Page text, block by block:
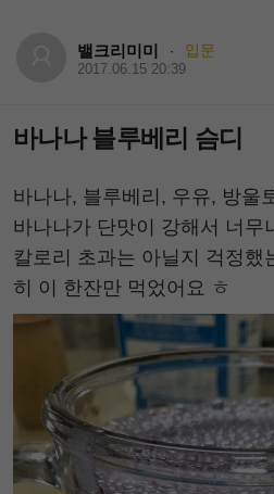
밸크리미미 · 입문
2017.06.15 20:39
바나나 블루베리 슴디
바나나, 블루베리, 우유, 방울
바나나가 단맛이 강해서 너무
칼로리 초과는 아닐지 걱정했
히 이 한잔만 먹었어요 ㅎ